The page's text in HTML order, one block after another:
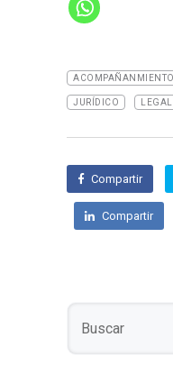
ACOMPAÑANMIENTO
JURÍDICO
Compartir
Compartir